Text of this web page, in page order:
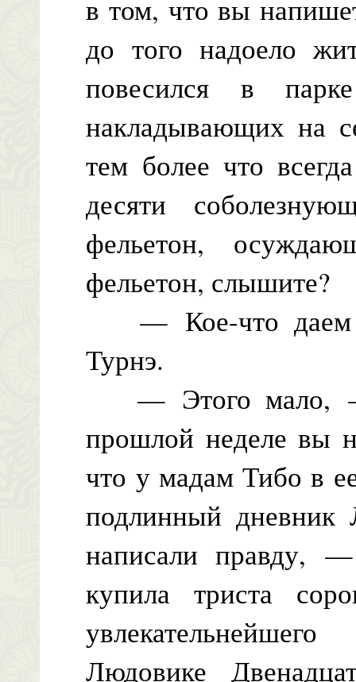
в том, что вы
до того надоело
повесился в
накладывающих на
тем более что
десяти
фельетон,
фельетон, слышите?
— Кое-что даем
Турнэ.
— Этого мало, —
прошлой неделе вы
что у мадам Тибо в
подлинный дневник
написали правду,
купила триста
Людовике